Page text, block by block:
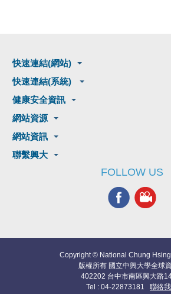
快速連結(網站)
快速連結(系統)
健康安全資訊
網站資源
網站資訊
聯繫興大
FOLLOW US
Copyright © National Chung
版權所有 國立中興大學全球
402202 台中市南區興大路
Tel : 04-22873181 聯絡